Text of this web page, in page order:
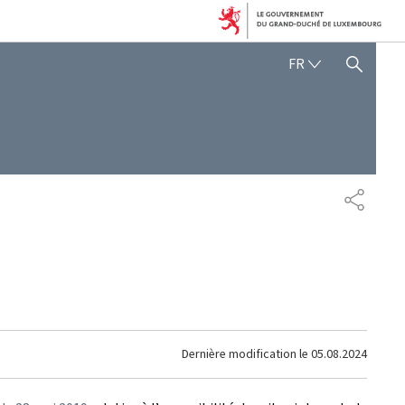
FR FRANÇAIS
AFFICHER / MASQUER
Dernière modification le 05.08.2024